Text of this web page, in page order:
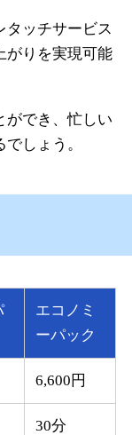
タッチサービス
がりを実現可能
ができ、忙しい
しょう。
エコノミ
ーパック
6,600円
30分